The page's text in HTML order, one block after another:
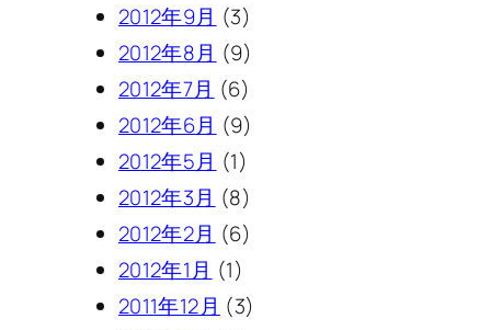
2012年9月 (3)
2012年8月 (9)
2012年7月 (6)
2012年6月 (9)
2012年5月 (1)
2012年3月 (8)
2012年2月 (6)
2012年1月 (1)
2011年12月 (3)